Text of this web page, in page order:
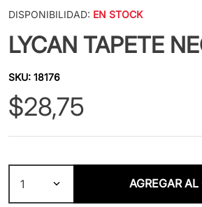
DISPONIBILIDAD: EN STOCK
LYCAN TAPETE
SKU:18176
$28,75
1 AGREGAR AL